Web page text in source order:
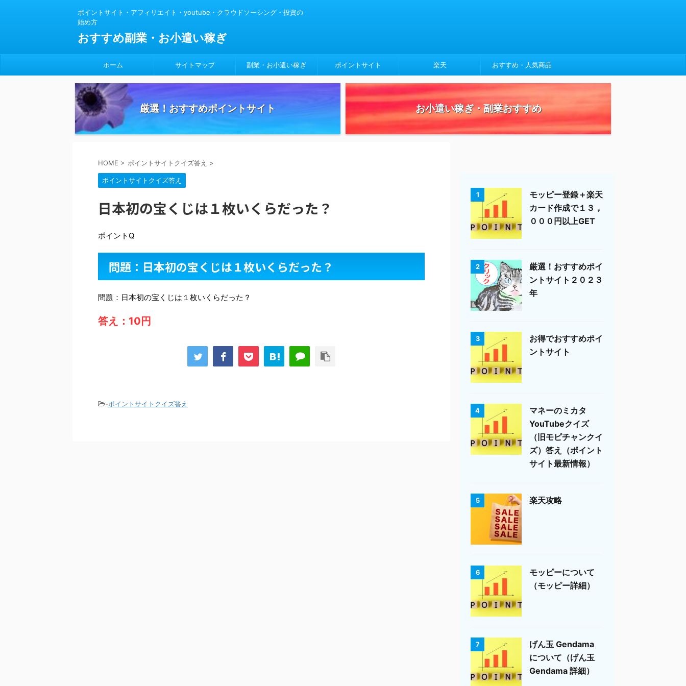
ポイントサイト・アフィリエイト・youtube・クラウドソーシング・投資の
始め方
おすすめ副業・お小遣い稼ぎ
ホーム サイトマップ 副業・お小遣い稼ぎ ポイントサイト 楽天 おすすめ・人気商品
厳選！おすすめポイントサイト お小遣い稼ぎ・副業おすすめ
HOME > ポイントサイトクイズ答え >
ポイントサイトクイズ答え
日本初の宝くじは１枚いくらだった？
ポイントQ
問題：日本初の宝くじは１枚いくらだった？
問題：日本初の宝くじは１枚いくらだった？
答え：10円
-ポイントサイトクイズ答え
1
モッピー登録＋楽天
カード作成で１３，
０００円以上GET
2
厳選！おすすめポイ
ントサイト２０２３
年
3
お得でおすすめポイ
ントサイト
4
マネーのミカタ
YouTubeクイズ
（旧モピチャンクイ
ズ）答え（ポイント
サイト最新情報）
5 楽天攻略
6
モッピーについて
（モッピー詳細）
7
げん玉 Gendama
について（げん玉
Gendama 詳細）